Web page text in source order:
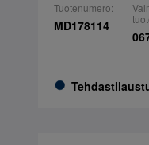
Tuotenumero:
MD178114